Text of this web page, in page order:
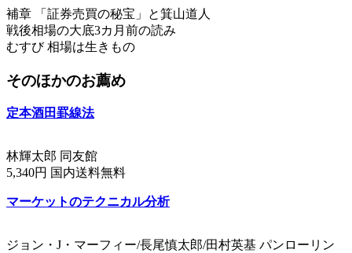
補章 「証券売買の秘宝」と箕山道人
戦後相場の大底3カ月前の読み
むすび 相場は生きもの
そのほかのお薦め
定本酒田罫線法
林輝太郎 同友館
5,340円 国内送料無料
マーケットのテクニカル分析
ジョン・J・マーフィー/長尾慎太郎/田村英基 パンローリン